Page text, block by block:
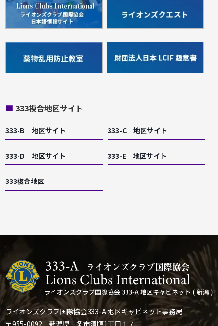
■ 333複合地区サイト
333-B 地区サイト 333-C 地区サイト
333-D 地区サイト 333-E 地区サイト
333複合地区
ライオンズクラブ国際協会333-A 地区キャビネット事務局
〒955-0092 新潟県三条市須頃1丁目１７